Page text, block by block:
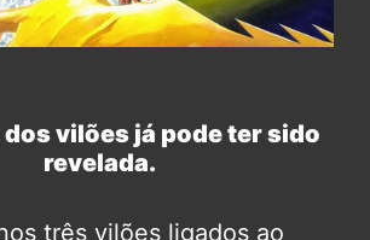
vilões já pode ter sido
revelada.
três vilões ligados ao